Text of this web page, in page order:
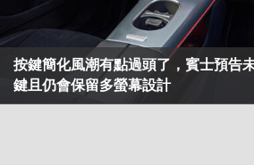
按鍵簡化風潮有點過頭了，賓士預告
鍵且仍會保留多螢幕設計